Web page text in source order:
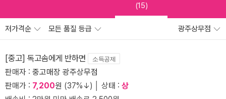
(15)
저가격순 모든 품질 등급 광주상무점
[중고] 독고솜에게 반하면 소득공제
판매자 : 중고매장 광주상무점
판매가 : 7,200원 (37%↓) │ 상태 : 상